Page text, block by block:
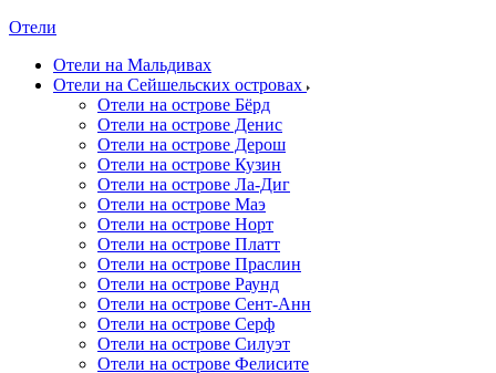
Отели
Отели на Мальдивах
Отели на Сейшельских островах
Отели на острове Бёрд
Отели на острове Денис
Отели на острове Дерош
Отели на острове Кузин
Отели на острове Ла-Диг
Отели на острове Маэ
Отели на острове Норт
Отели на острове Платт
Отели на острове Праслин
Отели на острове Раунд
Отели на острове Сент-Анн
Отели на острове Серф
Отели на острове Силуэт
Отели на острове Фелисите